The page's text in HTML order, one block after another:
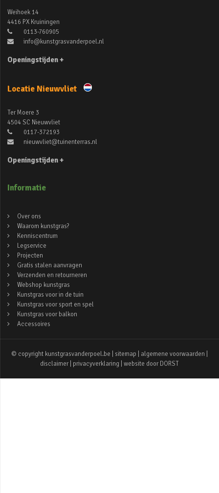
Weihoek 14
4416 PX Kruiningen
0113-760905
info@kunstgrasvanderpoel.nl
Openingstijden +
Locatie Nieuwvliet
Ter Moere 3
4504 SC Nieuwvliet
0117-372193
nieuwvliet@tuinenterras.nl
Openingstijden +
Informatie
Over ons
Waarom kunstgras?
Kenniscentrum
Legservice
Projecten
Gratis stalen aanvragen
Verzenden en retourneren
Webshop kunstgras
Kunstgras voor in de tuin
Kunstgras voor sport en spel
Kunstgras voor balkon
Accessoires
© copyright kunstgrasvanderpoel.be | sitemap algemene voorwaarden
disclaimer
privacyverklaring | website door DORST